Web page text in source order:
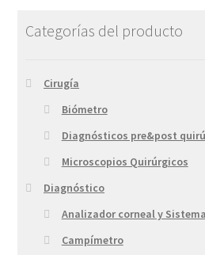
Categorías del producto
Cirugía
Biómetro
Diagnósticos pre&post
Microscopios Quirúrgicos
Diagnóstico
Analizador corneal y
Campímetro